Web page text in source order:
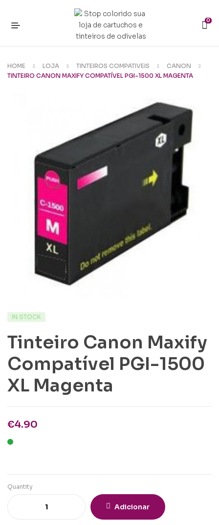
0
HOME LOJA TINTEIROS COMPATIVEIS
CANON
TINTEIRO CANON MAXIFY COMPATÍVEL PGI-1500 XL MAGENTA
IN STOCK
Tinteiro Canon Maxify
Compatível PGI-1500
XL Magenta
€4.90
Quantity
Adicionar